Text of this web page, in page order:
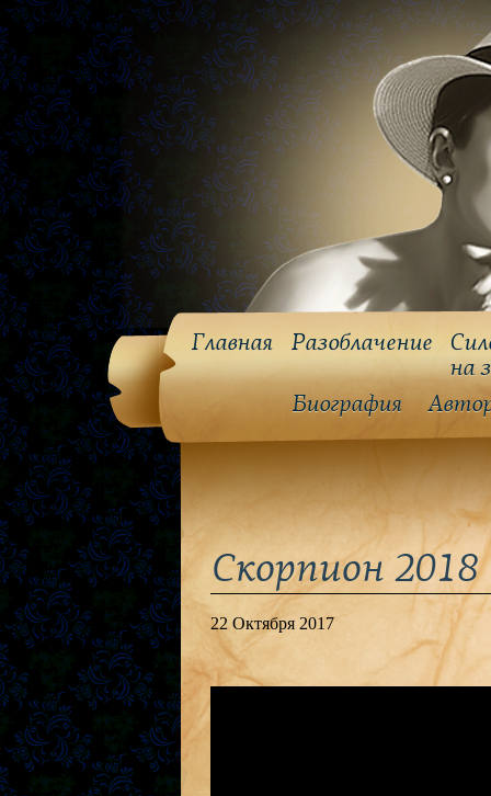
Главная Разоблачение
на
Биография
Скорпион 2018
22 Октября 2017